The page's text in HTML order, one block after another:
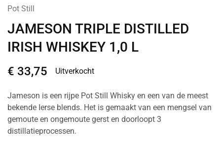
Pot Still
JAMESON TRIPLE DISTILLED
IRISH WHISKEY 1,0 L
€ 33,75 Uitverkocht
Jameson is een rijpe Pot Still Whisky en een van de meest
bekende Ierse blends. Het is gemaakt van een mengsel van
gemoute en ongemoute gerst en doorloopt 3
distillatieprocessen.